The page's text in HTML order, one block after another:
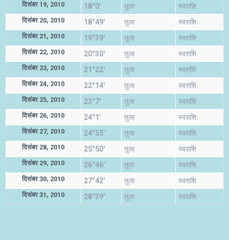
दिसंबर 19, 2010 18°0' तुला स्वराशि
दिसंबर 20, 2010 18°49' तुला स्वराशि
दिसंबर 21, 2010 19°39' तुला स्वराशि
दिसंबर 22, 2010 20°30' तुला स्वराशि
दिसंबर 23, 2010 21°22' तुला स्वराशि
दिसंबर 24, 2010 22°14' तुला स्वराशि
दिसंबर 25, 2010 23°7' तुला स्वराशि
दिसंबर 26, 2010 24°1' तुला स्वराशि
दिसंबर 27, 2010 24°55' तुला स्वराशि
दिसंबर 28, 2010 25°50' तुला स्वराशि
दिसंबर 29, 2010 26°46' तुला स्वराशि
दिसंबर 30, 2010 27°42' तुला स्वराशि
दिसंबर 31, 2010 28°39' तुला स्वराशि